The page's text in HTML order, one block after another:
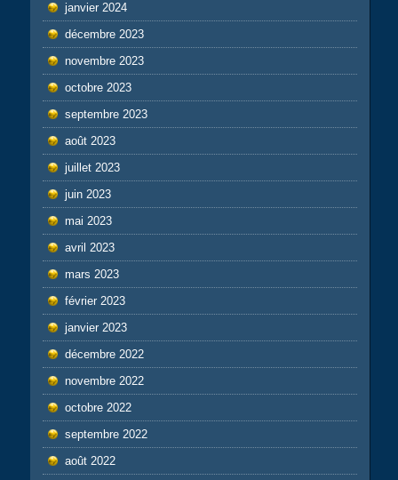
janvier 2024
décembre 2023
novembre 2023
octobre 2023
septembre 2023
août 2023
juillet 2023
juin 2023
mai 2023
avril 2023
mars 2023
février 2023
janvier 2023
décembre 2022
novembre 2022
octobre 2022
septembre 2022
août 2022